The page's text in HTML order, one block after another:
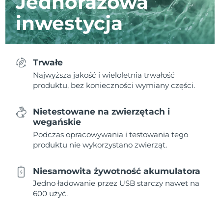
inwestycja
Trwałe
Najwyższa jakość i wieloletnia trwałość
produktu, bez konieczności wymiany części.
Nietestowane na zwierzętach i
wegańskie
Podczas opracowywania i testowania tego
produktu nie wykorzystano zwierząt.
Niesamowita żywotność akumulatora
Jedno ładowanie przez USB starczy nawet na
600 użyć.